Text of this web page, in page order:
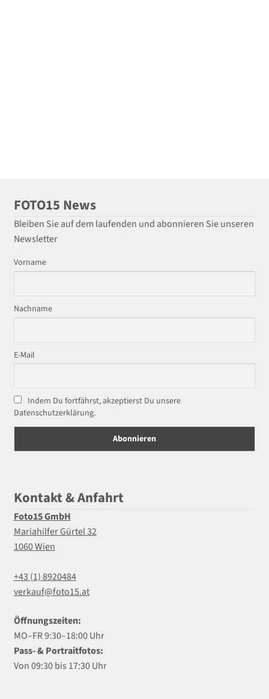
FOTO15 News
Bleiben Sie auf dem laufenden und abonnieren Sie unseren
Newsletter
Vorname
Nachname
E-Mail
Indem Du fortfährst, akzeptierst Du unsere
Datenschutzerklärung.
Kontakt & Anfahrt
Foto15 GmbH
Mariahilfer Gürtel 32
1060 Wien
+43 (1) 8920484
verkauf@foto15.at
Öffnungszeiten:
MO–FR 9:30–18:00 Uhr
Pass- & Portraitfotos:
Von 09:30 bis 17:30 Uhr